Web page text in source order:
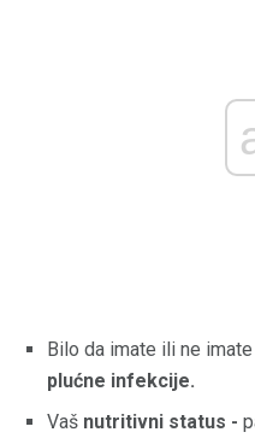
Bilo da imate ili ne
plućne infekcije.
Vaš nutritivni status -